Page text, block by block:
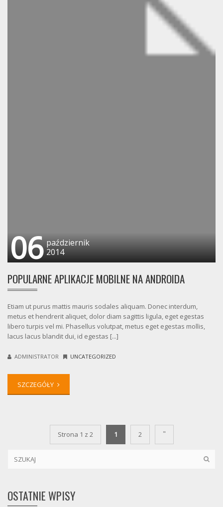
06 październik
2014
POPULARNE APLIKACJE MOBILNE NA ANDROIDA
Etiam ut purus mattis mauris sodales aliquam. Donec interdum,
metus et hendrerit aliquet, dolor diam sagittis ligula, eget egestas
libero turpis vel mi. Phasellus volutpat, metus eget egestas mollis,
lacus lacus blandit dui, id egestas [...]
ADMINISTRATOR UNCATEGORIZED
SZCZEGÓŁY
Strona 1 z 2 1 2 "
OSTATNIE WPISY